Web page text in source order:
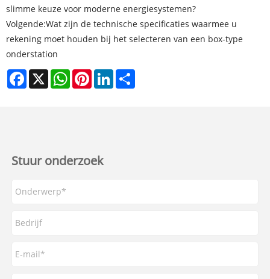
slimme keuze voor moderne energiesystemen?
Volgende:Wat zijn de technische specificaties waarmee u
rekening moet houden bij het selecteren van een box-type
onderstation
Facebook
X WhatsAppPinterestLinkedIn
Stuur onderzoek